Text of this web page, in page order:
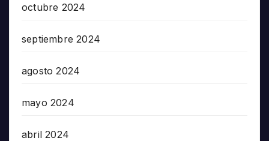
octubre 2024
septiembre 2024
agosto 2024
mayo 2024
abril 2024